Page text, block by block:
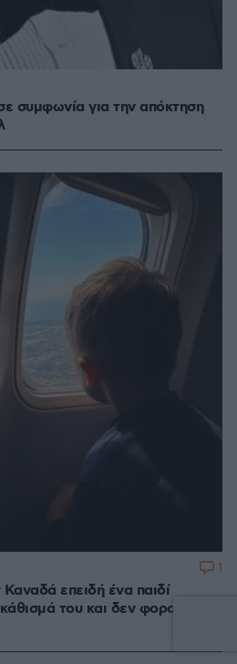
συμφωνία για την απόκτηση
επειδή ένα παιδί
του και δεν φορούσε τη
1